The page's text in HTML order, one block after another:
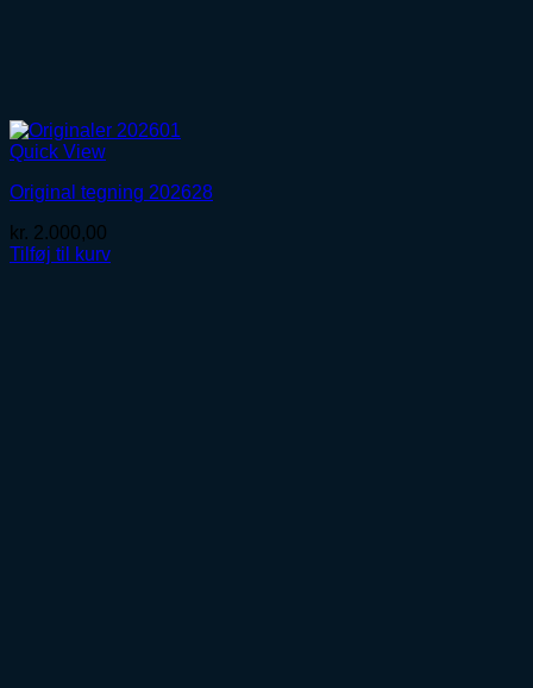
Quick View
Original tegning 202628
kr. 2.000,00
Tilføj til kurv